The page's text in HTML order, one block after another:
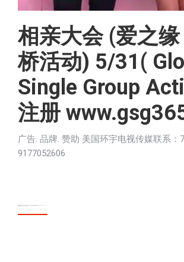
相亲大会 (爱之缘
桥活动) 5/31(
Single Group
注册
广告. 品牌. 赞助 美国环宇电视传媒联系：
9177052606